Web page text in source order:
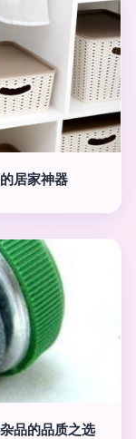
居家神器
品的品质之选